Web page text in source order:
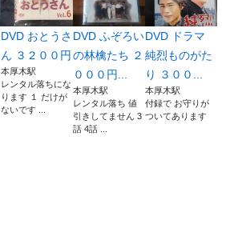
DVD おとうさ
ん ３２００円
本厚木駅
レンタル落ちにな
ります １ だけが
ないです ...
DVD ふぞろい
の林檎たち ２
０００円...
本厚木駅
レンタル落ち 値
引きしてません 3
話 4話 ...
DVD ドラマ
純烈ものがた
り ３００...
本厚木駅
付録で お守りが
ついてあります